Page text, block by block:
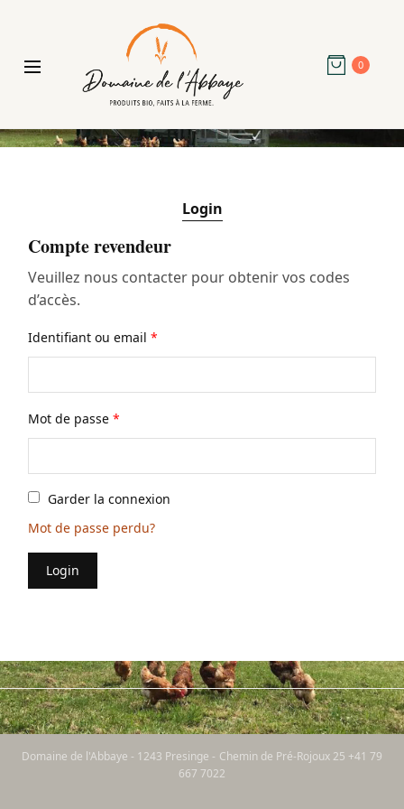
0
Login
Compte revendeur
Veuillez nous contacter pour obtenir vos codes
d’accès.
Identifiant ou email*
Mot de passe*
Garder la connexion
Mot de passe perdu?
Login
Domaine de l'Abbaye - 1243 Presinge - Chemin de Pré-Rojoux 25 +41 79
667 7022